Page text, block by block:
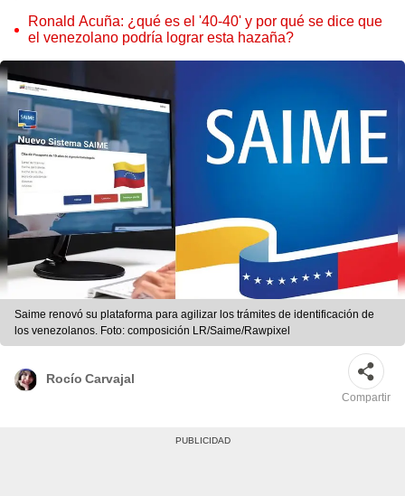
Ronald Acuña: ¿qué es el '40-40' y por qué se dice que
el venezolano podría lograr esta hazaña?
Saime renovó su plataforma para agilizar los trámites de identificación de
los venezolanos. Foto: composición LR/Saime/Rawpixel
Rocío Carvajal
Compartir